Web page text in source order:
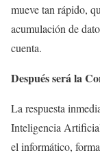
mueve tan rápido,
acumulación de
cuenta.
Después será la
La respuesta
Inteligencia
el informático,